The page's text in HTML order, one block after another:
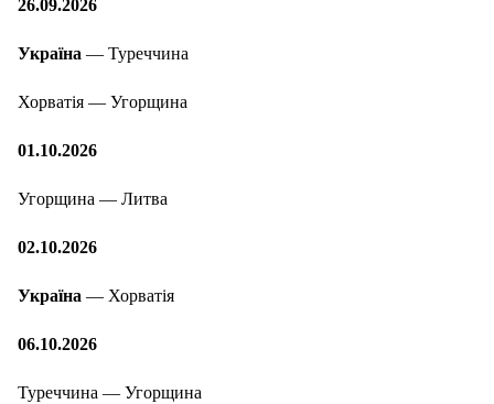
26.09.2026
Україна — Туреччина
Хорватія — Угорщина
01.10.2026
Угорщина — Литва
02.10.2026
Україна — Хорватія
06.10.2026
Туреччина — Угорщина